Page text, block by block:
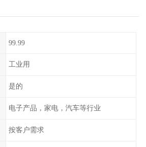
99.99
工业用
是的
电子产品，家电，汽车等行业
按客户需求